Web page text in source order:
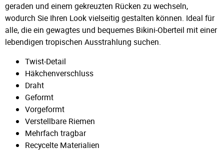
geraden und einem gekreuzten Rücken zu wechseln,
wodurch Sie Ihren Look vielseitig gestalten können. Ideal für
alle, die ein gewagtes und bequemes Bikini-Oberteil mit einer
lebendigen tropischen Ausstrahlung suchen.
Twist-Detail
Häkchenverschluss
Draht
Geformt
Vorgeformt
Verstellbare Riemen
Mehrfach tragbar
Recycelte Materialien